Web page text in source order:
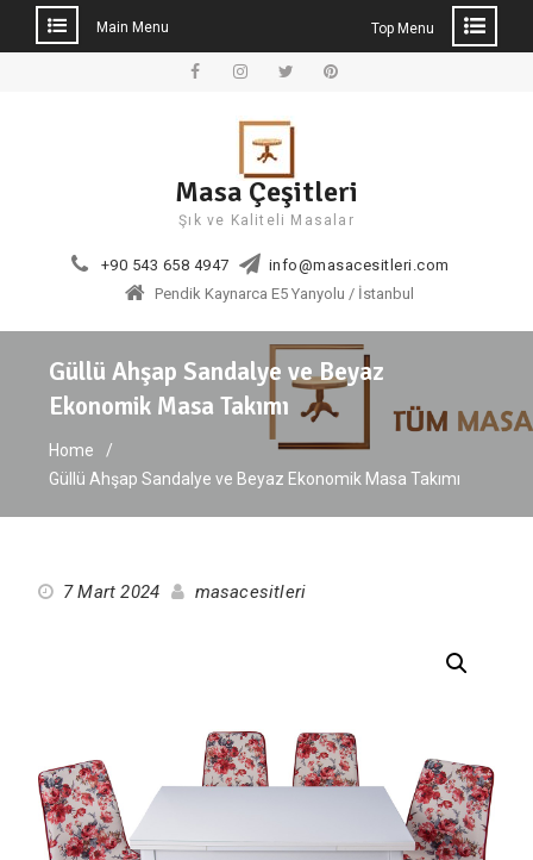
Main Menu Top Menu
Masa Çeşitleri
Şık ve Kaliteli Masalar
+90 543 658 4947
info@masacesitleri.com
Pendik Kaynarca E5 Yanyolu / İstanbul
Güllü Ahşap Sandalye ve Beyaz
Ekonomik Masa Takımı
Home
Güllü Ahşap Sandalye ve Beyaz Ekonomik Masa Takımı
7 Mart 2024 masacesitleri